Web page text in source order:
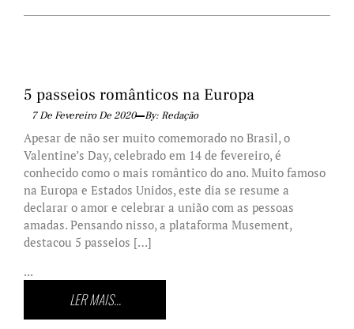
5 passeios românticos na Europa
7 De Fevereiro De 2020 By: Redação
Apesar de não ser muito comemorado no Brasil, o
Valentine’s Day, celebrado em 14 de fevereiro, é
conhecido como o mais romântico do ano. Muito famoso
na Europa e Estados Unidos, este dia se resume a
declarar o amor e celebrar a união com as pessoas
amadas. Pensando nisso, a plataforma Musement,
destacou 5 passeios […]
...
LER MAIS...